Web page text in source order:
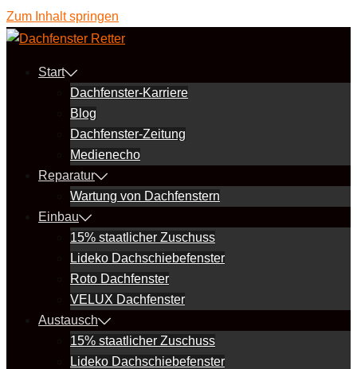
Zum Inhalt springen
Start
Dachfenster-Karriere
Blog
Dachfenster-Zeitung
Medienecho
Reparatur
Wartung von Dachfenstern
Einbau
15% staatlicher Zuschuss
Lideko Dachschiebefenster
Roto Dachfenster
VELUX Dachfenster
Austausch
15% staatlicher Zuschuss
Lideko Dachschiebefenster